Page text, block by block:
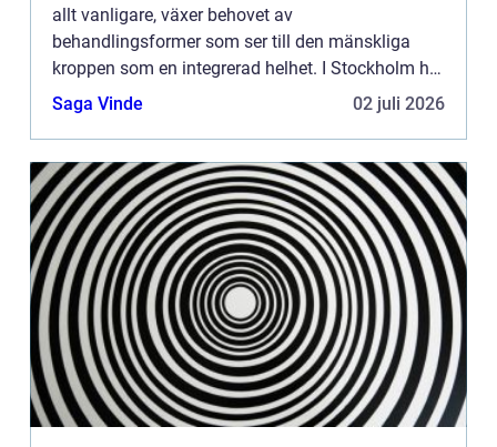
allt vanligare, växer behovet av
behandlingsformer som ser till den mänskliga
kroppen som en integrerad helhet. I Stockholm har
efterfrågan på osteopati, en manuell ter...
Saga Vinde 02 juli 2026